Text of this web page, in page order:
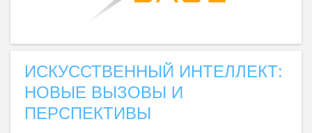
ИСКУССТВЕННЫЙ ИНТЕЛЛЕКТ:
НОВЫЕ ВЫЗОВЫ И
ПЕРСПЕКТИВЫ